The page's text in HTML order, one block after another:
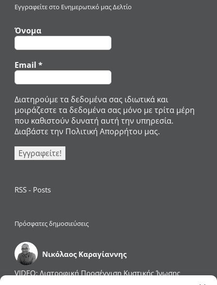
Εγγραφείτε στο Ενημερωτικό μας Δελτίο
Όνομα
Email *
Διατηρούμε τα δεδομένα σας ιδιωτικά και
μοιράζεστε τα δεδομένα σας μόνο με τρίτα μέρη
που καθιστούν δυνατή αυτή την υπηρεσία.
Διαβάστε την Πολιτική Απορρήτου μας.
RSS - Posts
Πρόσφατες δημοσιεύσεις
Νικόλαος Καραγίαννης
VIDEO: Διατροφική Προσέγγιση Κυστικής Ίνωσης